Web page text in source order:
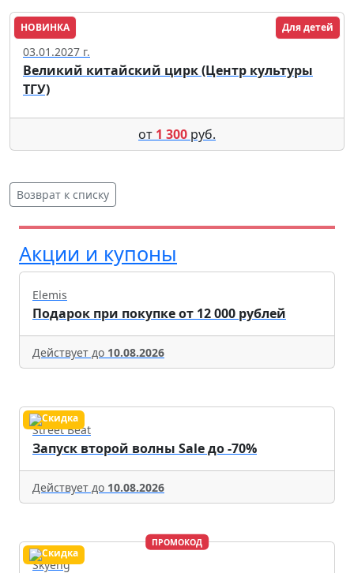
НОВИНКА Для детей
Томск
03.01.2027 г.
Великий китайский цирк (Центр культуры
ТГУ)
от 1 300 руб.
Возврат к списку
Акции и купоны
Elemis
Подарок при покупке от 12 000 рублей
Действует до 10.08.2026
Street Beat
Запуск второй волны Sale до -70%
Действует до 10.08.2026
ПРОМОКОД
Skyeng